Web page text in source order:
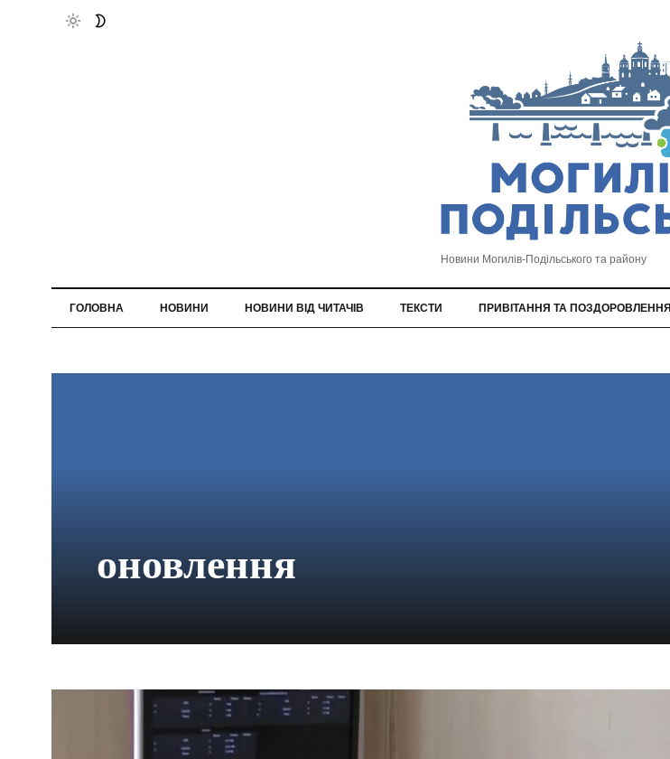
Новини Могилів-Подільського та району
ГОЛОВНА НОВИНИ НОВИНИ ВІД ЧИТАЧІВ ТЕКСТИ ПРИВІТАННЯ ТА ПОЗДОРОВЛЕННЯ
оновлення